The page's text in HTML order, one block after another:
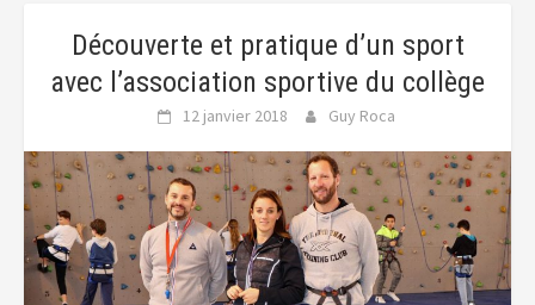
Découverte et pratique d’un sport
avec l’association sportive du collège
12 janvier 2018 Guy Roca